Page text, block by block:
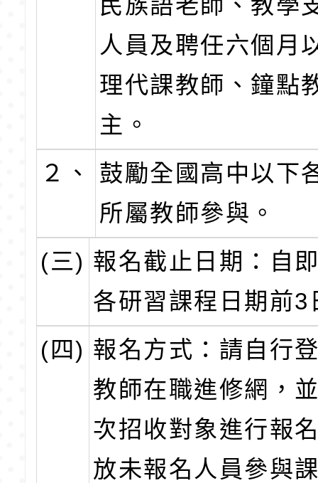
民族語老師、教學
人員及聘任六個月
理代課教師、鐘點
主。
２、
鼓勵全國高中以下
所屬教師參與。
(三) 報名截止日期：自
各研習課程日期前3
(四) 報名方式：請自行
教師在職進修網，
次招收對象進行報
放未報名人員參與